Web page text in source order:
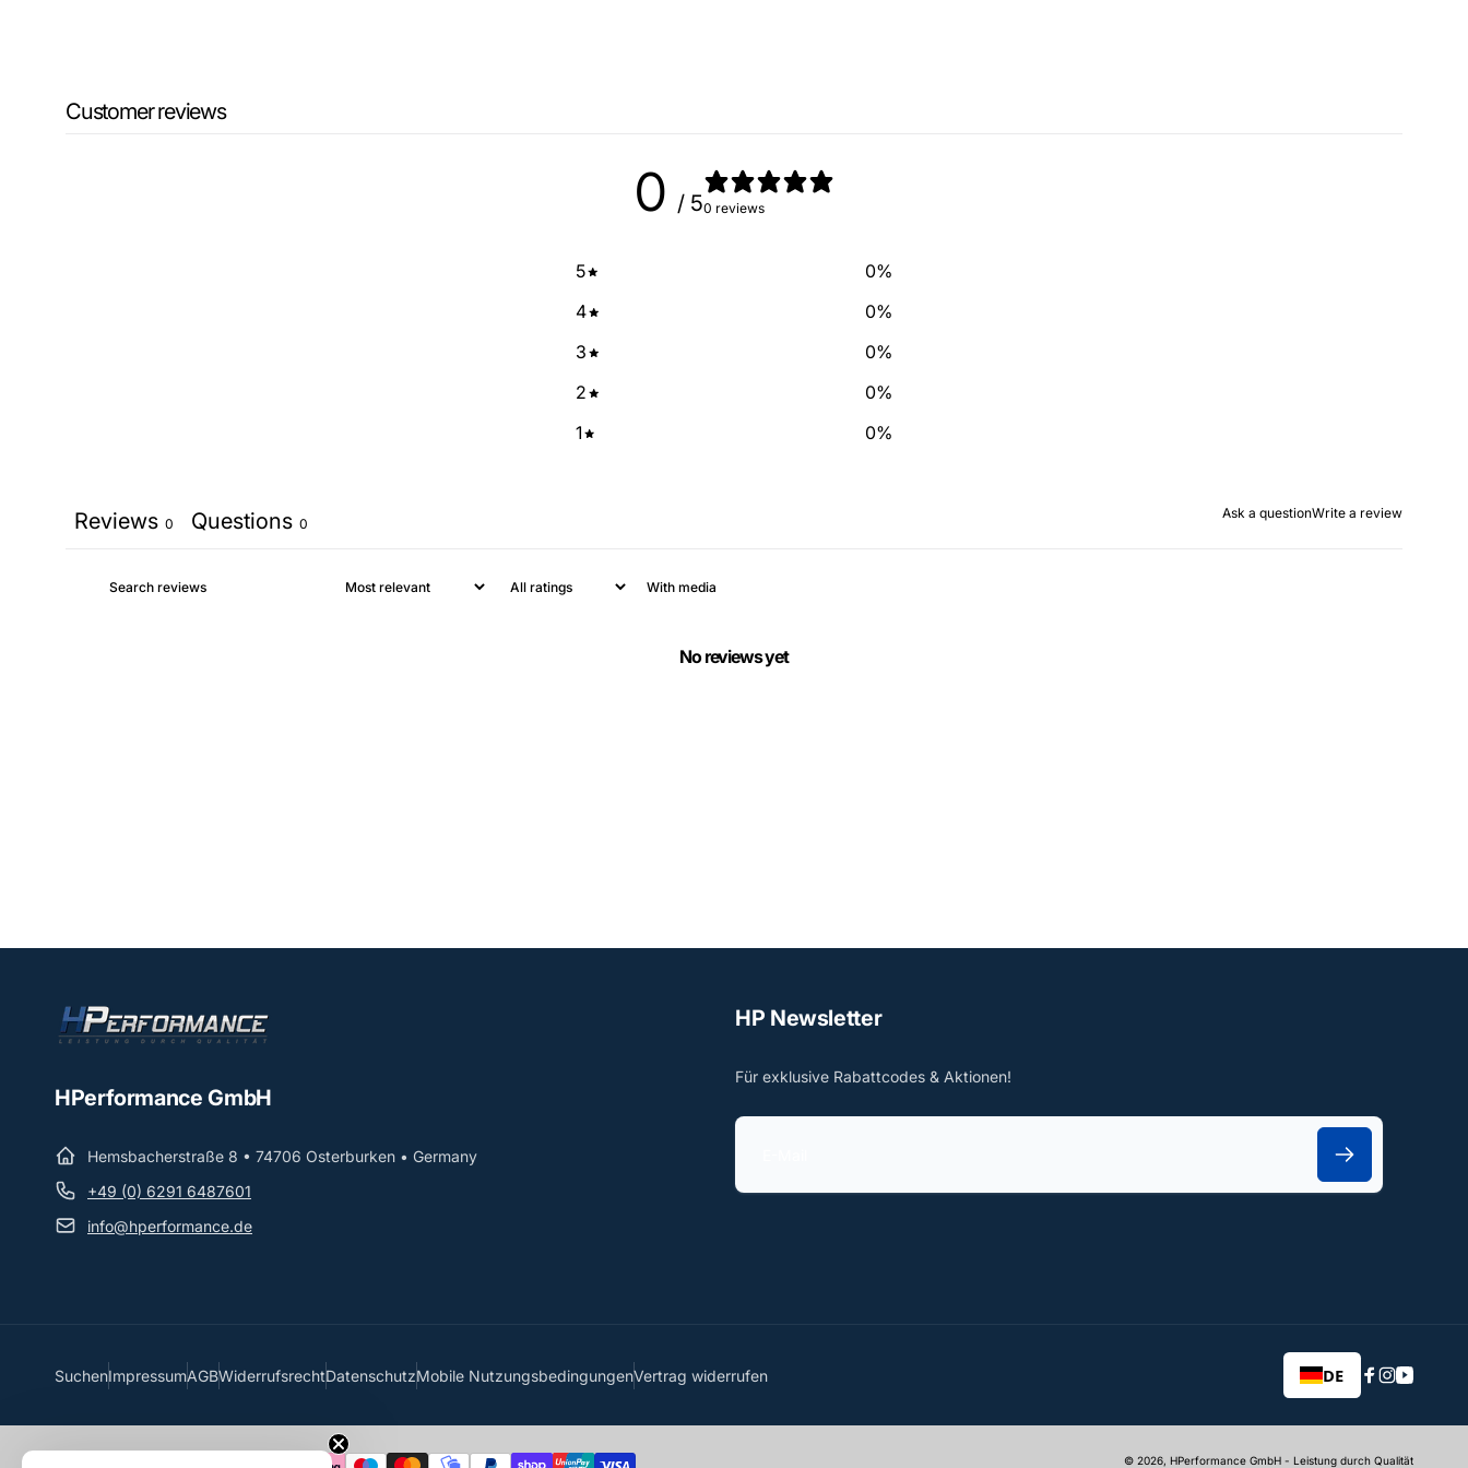
Customer reviews
0 / 50 reviews
5 0%
4
0%
3
0%
2
0%
1
0%
Ask a questionWrite a review
Reviews 0 Questions 0
With media
No reviews yet
HPerformance GmbH
Hemsbacherstraße 8 • 74706 Osterburken • Germany
+49 (0) 6291 6487601
info@hperformance.de
HP Newsletter
Für exklusive Rabattcodes & Aktionen!
E
SuchenImpressumAGBWiderrufsrechtDatenschutzMobile NutzungsbedingungenVertrag widerrufen DE
Facebook
Instagram
© 2026, HPerformance GmbH - Leistung durch Qualität